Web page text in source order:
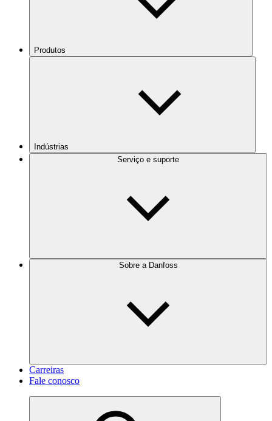
Produtos
Indústrias
Serviço e suporte
Sobre a Danfoss
Carreiras
Fale conosco